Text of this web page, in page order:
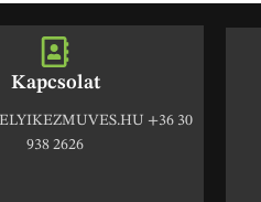
Kapcsolat
+36 30
938 2626